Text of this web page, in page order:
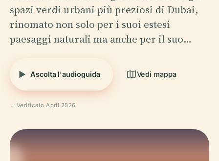
spazi verdi urbani più preziosi di Dubai,
rinomato non solo per i suoi estesi
paesaggi naturali ma anche per il suo…
Ascolta l'audioguida Vedi mappa
Verificato April 2026